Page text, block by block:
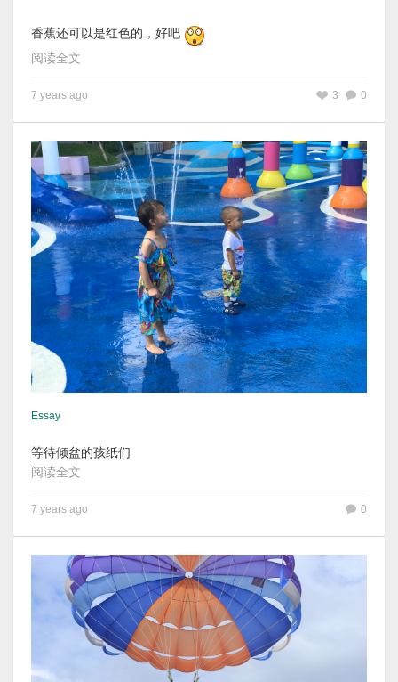
香蕉还可以是红色的，好吧
阅读全文
7 years ago 0
3
Essay
等待倾盆的孩纸们
阅读全文
7 years ago 0